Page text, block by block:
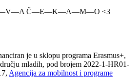
Č—E—K—A—M—O <3
je u sklopu programa Erasmus+,
mladih, pod brojem 2022-1-HR01-
Agencija za mobilnost i programe